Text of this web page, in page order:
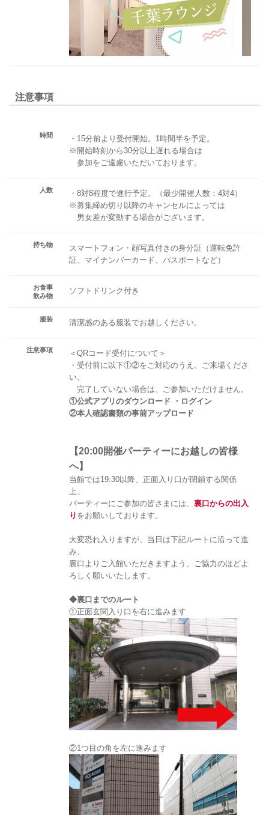
注意事項
時間
・15分前より受付開始。1時間半を予定。
※開始時刻から30分以上遅れる場合は
参加をご遠慮いただいております。
人数
・8対8程度で進行予定。（最少開催人数：4対4）
※募集締め切り以降のキャンセルによっては
男女差が変動する場合がございます。
持ち物
スマートフォン・顔写真付きの身分証（運転免許
証、マイナンバーカード、パスポートなど）
お食事
飲み物
ソフトドリンク付き
服装 清潔感のある服装でお越しください。
注意事項
＜QRコード受付について＞
・受付前に以下①②をご対応のうえ、ご来場くださ
い。
完了していない場合は、ご参加いただけません。
①公式アプリのダウンロード ・ログイン
②本人確認書類の事前アップロード
【20:00開催パーティーにお越しの皆様
へ】
当館では19:30以降、正面入り口が閉鎖する関係
上、
パーティーにご参加の皆さまには、 裏口からの出入
り をお願いしております。
大変恐れ入りますが、当日は下記ルートに沿って進
み、
裏口よりご入館いただきますよう、ご協力のほどよ
ろしく願いいたします。
◆裏口までのルート
①正面玄関入り口を右に進みます
②1つ目の角を左に進みます